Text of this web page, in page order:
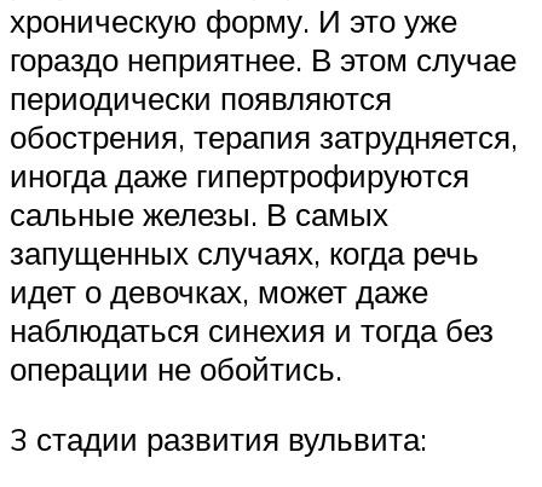
хроническую форму. И это уже
гораздо неприятнее. В этом случае
периодически появляются
обострения, терапия затрудняется,
иногда даже гипертрофируются
сальные железы. В самых
запущенных случаях, когда речь
идет о девочках, может даже
наблюдаться синехия и тогда без
операции не обойтись.
3 стадии развития вульвита: